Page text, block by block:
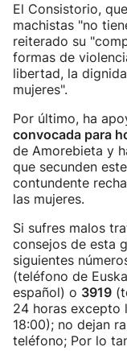
El Consistorio,
machistas "no
reiterado su
formas de
libertad, la
mujeres".
Por último, ha
convocada para
de Amorebieta y
que secunden
contundente
las mujeres.
Si sufres malos
consejos de esta
siguientes
(teléfono de
español) o 3919
24 horas excepto
18:00); no dejan
teléfono; Por lo